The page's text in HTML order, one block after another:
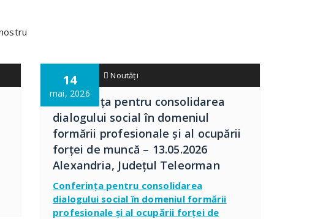
14
mai, 2026
admin01 Noutăți
Conferința pentru consolidarea
dialogului social în domeniul
formării profesionale și al ocupării
forței de muncă – 13.05.2026
Alexandria, Județul Teleorman
Conferința pentru consolidarea
dialogului social în domeniul formării
profesionale și al ocupării forței de